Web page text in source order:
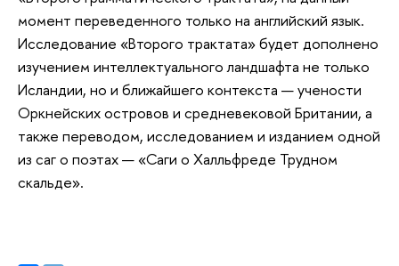
момент переведенного только на английский язык.
Исследование «Второго трактата» будет дополнено
изучением интеллектуального ландшафта не только
Исландии, но и ближайшего контекста — учености
Оркнейских островов и средневековой Британии, а
также переводом, исследованием и изданием одной
из саг о поэтах — «Саги о Халльфреде Трудном
скальде».